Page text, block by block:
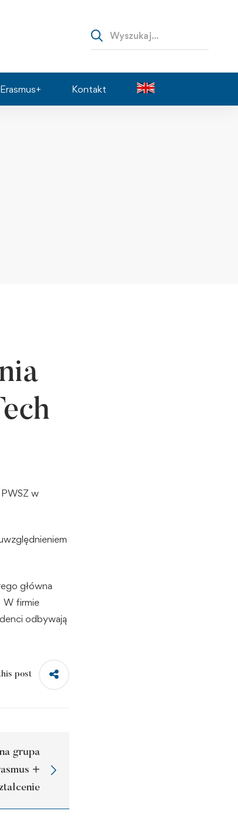
Erasmus+ Kontakt
w
główna
W firmie
odbywają
post
grupa
+